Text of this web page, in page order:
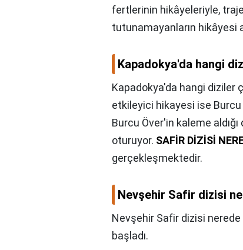
fertlerinin hikâyeleriyle,
tutunamayanların hikâyesi
Kapadokya'da hangi
Kapadokya'da hangi diziler
etkileyici hikayesi ise
Burcu Över'in kaleme
oturuyor. SAFİR DİZİSİ
gerçekleşmektedir.
Nevşehir Safir dizisi
Nevşehir Safir dizisi nerede
başladı.